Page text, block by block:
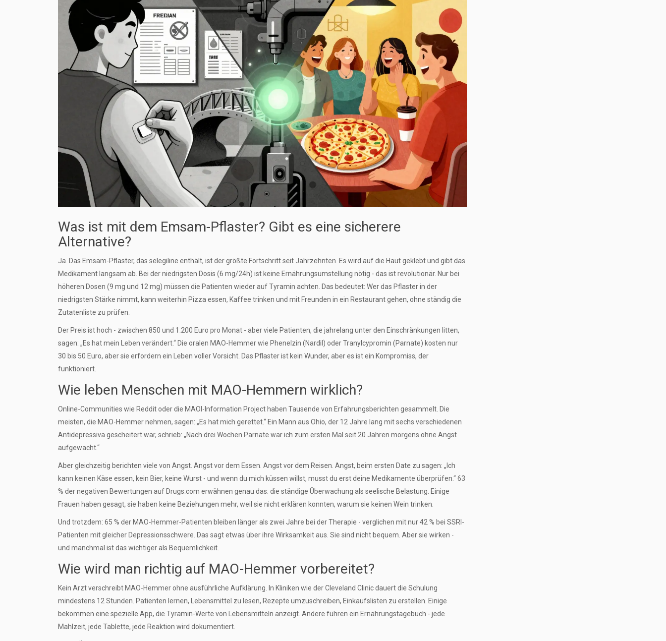
Was ist mit dem Emsam-Pflaster? Gibt es eine sicherere
Alternative?
Ja. Das Emsam-Pflaster, das selegiline enthält, ist der größte Fortschritt seit Jahrzehnten. Es wird auf die Haut geklebt und gibt das
Medikament langsam ab. Bei der niedrigsten Dosis (6 mg/24h) ist keine Ernährungsumstellung nötig - das ist revolutionär. Nur bei
höheren Dosen (9 mg und 12 mg) müssen die Patienten wieder auf Tyramin achten. Das bedeutet: Wer das Pflaster in der
niedrigsten Stärke nimmt, kann weiterhin Pizza essen, Kaffee trinken und mit Freunden in ein Restaurant gehen, ohne ständig die
Zutatenliste zu prüfen.
Der Preis ist hoch - zwischen 850 und 1.200 Euro pro Monat - aber viele Patienten, die jahrelang unter den Einschränkungen litten,
sagen: „Es hat mein Leben verändert.“ Die oralen MAO-Hemmer wie Phenelzin (Nardil) oder Tranylcypromin (Parnate) kosten nur
30 bis 50 Euro, aber sie erfordern ein Leben voller Vorsicht. Das Pflaster ist kein Wunder, aber es ist ein Kompromiss, der
funktioniert.
Wie leben Menschen mit MAO-Hemmern wirklich?
Online-Communities wie Reddit oder die MAOI-Information Project haben Tausende von Erfahrungsberichten gesammelt. Die
meisten, die MAO-Hemmer nehmen, sagen: „Es hat mich gerettet.“ Ein Mann aus Ohio, der 12 Jahre lang mit sechs verschiedenen
Antidepressiva gescheitert war, schrieb: „Nach drei Wochen Parnate war ich zum ersten Mal seit 20 Jahren morgens ohne Angst
aufgewacht.“
Aber gleichzeitig berichten viele von Angst. Angst vor dem Essen. Angst vor dem Reisen. Angst, beim ersten Date zu sagen: „Ich
kann keinen Käse essen, kein Bier, keine Wurst - und wenn du mich küssen willst, musst du erst deine Medikamente überprüfen.“ 63
% der negativen Bewertungen auf Drugs.com erwähnen genau das: die ständige Überwachung als seelische Belastung. Einige
Frauen haben gesagt, sie haben keine Beziehungen mehr, weil sie nicht erklären konnten, warum sie keinen Wein trinken.
Und trotzdem: 65 % der MAO-Hemmer-Patienten bleiben länger als zwei Jahre bei der Therapie - verglichen mit nur 42 % bei SSRI-
Patienten mit gleicher Depressionsschwere. Das sagt etwas über ihre Wirksamkeit aus. Sie sind nicht bequem. Aber sie wirken -
und manchmal ist das wichtiger als Bequemlichkeit.
Wie wird man richtig auf MAO-Hemmer vorbereitet?
Kein Arzt verschreibt MAO-Hemmer ohne ausführliche Aufklärung. In Kliniken wie der Cleveland Clinic dauert die Schulung
mindestens 12 Stunden. Patienten lernen, Lebensmittel zu lesen, Rezepte umzuschreiben, Einkaufslisten zu erstellen. Einige
bekommen eine spezielle App, die Tyramin-Werte von Lebensmitteln anzeigt. Andere führen ein Ernährungstagebuch - jede
Mahlzeit, jede Tablette, jede Reaktion wird dokumentiert.